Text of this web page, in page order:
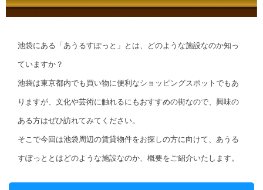
池袋にある「あうるすぽっと」とは、どのような施設なのか知っ
ていますか？
池袋は東京都内でも買い物に便利なショッピングスポットでもあ
りますが、文化や芸術に触れるにもおすすめの街なので、興味の
ある方はぜひ訪れてみてください。
そこで今回は池袋周辺の賃貸物件をお探しの方に向けて、あうる
すぽっととはどのような施設なのか、概要をご紹介いたします。